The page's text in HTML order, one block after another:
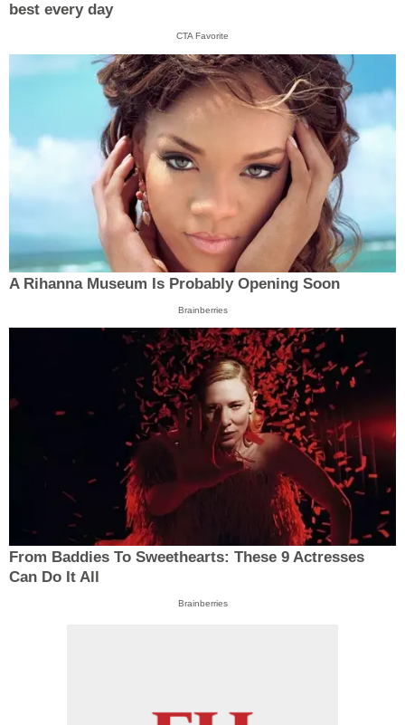
best every day
CTA Favorite
A Rihanna Museum Is Probably Opening Soon
Brainberries
From Baddies To Sweethearts: These 9 Actresses
Can Do It All
Brainberries